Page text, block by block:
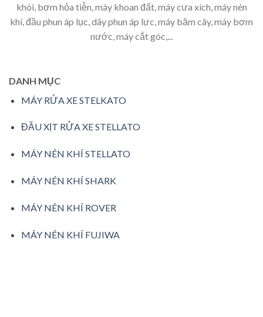
khói, bơm hỏa tiễn, máy khoan đất, máy cưa xích, máy nén
khí, đầu phun áp lục, dây phun áp lực, máy băm cây, máy bơm
nước, máy cắt góc,...
DANH MỤC
MÁY RỬA XE STELKATO
ĐẦU XỊT RỬA XE STELLATO
MÁY NÉN KHÍ STELLATO
MÁY NÉN KHÍ SHARK
MÁY NÉN KHÍ ROVER
MÁY NÉN KHÍ FUJIWA